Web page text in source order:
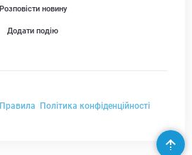
Розповісти новину
Додати подію
Правила Політика конфіденційності